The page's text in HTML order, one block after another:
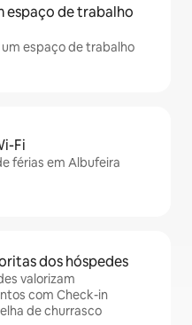
espaço de trabalho
espaço de trabalho
Fi
férias em Albufeira
dos hóspedes
valorizam
com Check-in
de churrasco